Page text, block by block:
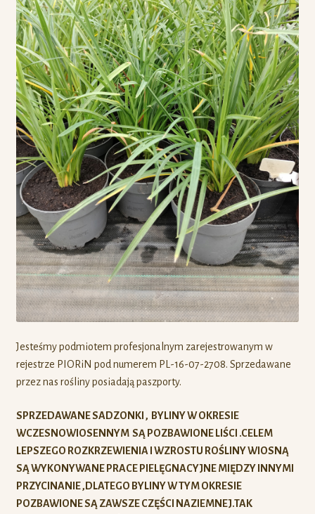
Jesteśmy podmiotem profesjonalnym zarejestrowanym w
rejestrze PIORiN pod numerem PL-16-07-2708. Sprzedawane
przez nas rośliny posiadają paszporty.
SPRZEDAWANE SADZONKI , BYLINY W OKRESIE
WCZESNOWIOSENNYM SĄ POZBAWIONE LIŚCI .CELEM
LEPSZEGO ROZKRZEWIENIA I WZROSTU ROŚLINY WIOSNĄ
SĄ WYKONYWANE PRACE PIELĘGNACYJNE MIĘDZY INNYMI
PRZYCINANIE ,DLATEGO BYLINY W TYM OKRESIE
POZBAWIONE SĄ ZAWSZE CZĘŚCI NAZIEMNEJ.TAK